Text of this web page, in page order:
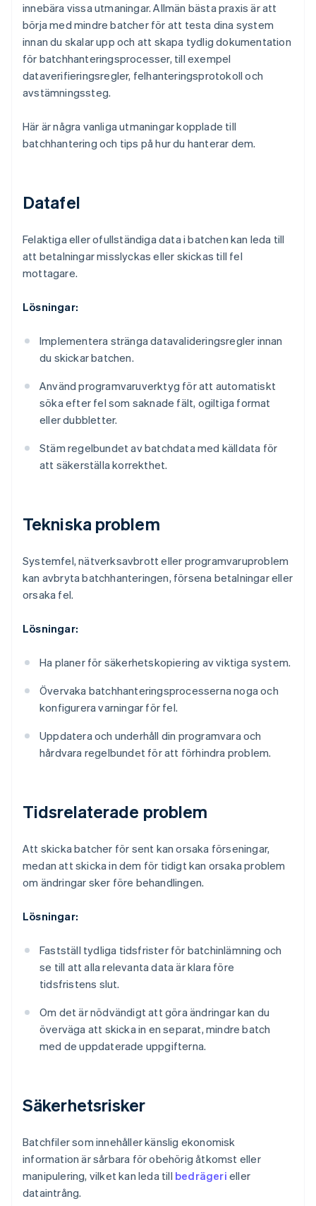
innebära vissa utmaningar. Allmän bästa praxis är att
börja med mindre batcher för att testa dina system
innan du skalar upp och att skapa tydlig dokumentation
för batchhanteringsprocesser, till exempel
dataverifieringsregler, felhanteringsprotokoll och
avstämningssteg.
Här är några vanliga utmaningar kopplade till
batchhantering och tips på hur du hanterar dem.
Datafel
Felaktiga eller ofullständiga data i batchen kan leda till
att betalningar misslyckas eller skickas till fel
mottagare.
Lösningar:
Implementera stränga datavalideringsregler innan
du skickar batchen.
Använd programvaruverktyg för att automatiskt
söka efter fel som saknade fält, ogiltiga format
eller dubbletter.
Stäm regelbundet av batchdata med källdata för
att säkerställa korrekthet.
Tekniska problem
Systemfel, nätverksavbrott eller programvaruproblem
kan avbryta batchhanteringen, försena betalningar eller
orsaka fel.
Lösningar:
Ha planer för säkerhetskopiering av viktiga system.
Övervaka batchhanteringsprocesserna noga och
konfigurera varningar för fel.
Uppdatera och underhåll din programvara och
hårdvara regelbundet för att förhindra problem.
Tidsrelaterade problem
Att skicka batcher för sent kan orsaka förseningar,
medan att skicka in dem för tidigt kan orsaka problem
om ändringar sker före behandlingen.
Lösningar:
Fastställ tydliga tidsfrister för batchinlämning och
se till att alla relevanta data är klara före
tidsfristens slut.
Om det är nödvändigt att göra ändringar kan du
överväga att skicka in en separat, mindre batch
med de uppdaterade uppgifterna.
Säkerhetsrisker
Batchfiler som innehåller känslig ekonomisk
information är sårbara för obehörig åtkomst eller
manipulering, vilket kan leda till bedrägeri eller
dataintrång.